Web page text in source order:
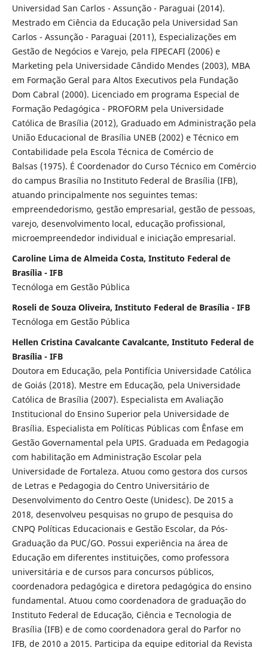
Universidad San Carlos - Assunção - Paraguai (2014).
Mestrado em Ciência da Educação pela Universidad San
Carlos - Assunção - Paraguai (2011), Especializações em
Gestão de Negócios e Varejo, pela FIPECAFI (2006) e
Marketing pela Universidade Cândido Mendes (2003), MBA
em Formação Geral para Altos Executivos pela Fundação
Dom Cabral (2000). Licenciado em programa Especial de
Formação Pedagógica - PROFORM pela Universidade
Católica de Brasília (2012), Graduado em Administração pela
União Educacional de Brasília UNEB (2002) e Técnico em
Contabilidade pela Escola Técnica de Comércio de
Balsas (1975). É Coordenador do Curso Técnico em Comércio
do campus Brasília no Instituto Federal de Brasília (IFB),
atuando principalmente nos seguintes temas:
empreendedorismo, gestão empresarial, gestão de pessoas,
varejo, desenvolvimento local, educação profissional,
microempreendedor individual e iniciação empresarial.
Caroline Lima de Almeida Costa, Instituto Federal de
Brasília - IFB
Tecnóloga em Gestão Pública
Roseli de Souza Oliveira, Instituto Federal de Brasília - IFB
Tecnóloga em Gestão Pública
Hellen Cristina Cavalcante Cavalcante, Instituto Federal de
Brasília - IFB
Doutora em Educação, pela Pontifícia Universidade Católica
de Goiás (2018). Mestre em Educação, pela Universidade
Católica de Brasília (2007). Especialista em Avaliação
Institucional do Ensino Superior pela Universidade de
Brasília. Especialista em Políticas Públicas com Ênfase em
Gestão Governamental pela UPIS. Graduada em Pedagogia
com habilitação em Administração Escolar pela
Universidade de Fortaleza. Atuou como gestora dos cursos
de Letras e Pedagogia do Centro Universitário de
Desenvolvimento do Centro Oeste (Unidesc). De 2015 a
2018, desenvolveu pesquisas no grupo de pesquisa do
CNPQ Políticas Educacionais e Gestão Escolar, da Pós-
Graduação da PUC/GO. Possui experiência na área de
Educação em diferentes instituições, como professora
universitária e de cursos para concursos públicos,
coordenadora pedagógica e diretora pedagógica do ensino
fundamental. Atuou como coordenadora de graduação do
Instituto Federal de Educação, Ciência e Tecnologia de
Brasília (IFB) e de como coordenadora geral do Parfor no
IFB, de 2010 a 2015. Participa da equipe editorial da Revista